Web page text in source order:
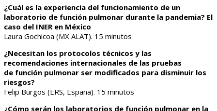
¿Cuál es la experiencia del funcionamiento de un
laboratorio de función pulmonar durante la pandemia? El
caso del INER en México
Laura Gochicoa (MX ALAT). 15 minutos
¿Necesitan los protocolos técnicos y las
recomendaciones internacionales de las pruebas
de función pulmonar ser modificados para disminuir los
riesgos?
Felip Burgos (ERS, España). 15 minutos
¿Cómo serán los laboratorios de función pulmonar en la